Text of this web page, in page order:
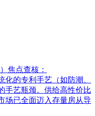
焦点查核：
化的专利手艺（如防潮、
手艺瓶颈。供给高性价比
场已全面迈入存量房从导